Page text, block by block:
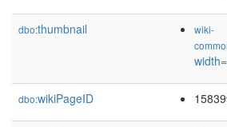
dbo:thumbnail
wiki-
dbo:wikiPageID